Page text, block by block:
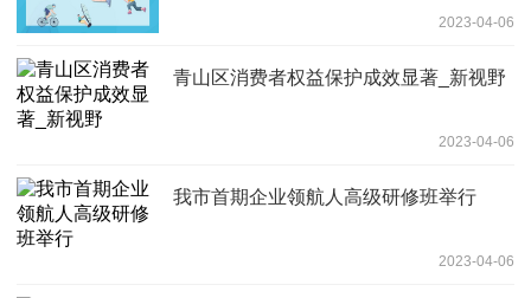
2023-04-06
青山区消费者权益保护成效显著_新视野
2023-04-06
我市首期企业领航人高级研修班举行
2023-04-06